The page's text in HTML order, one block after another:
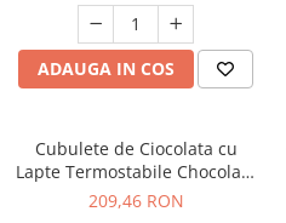
ADAUGA IN COS
Cubulete de Ciocolata cu
Lapte Termostabile Chocolate
Chunks - 2.5KG
209,46 RON